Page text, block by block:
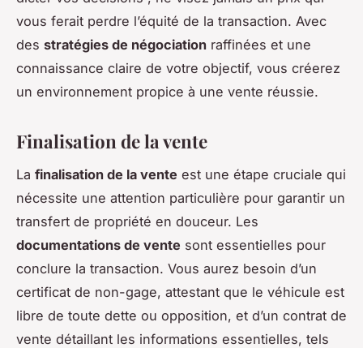
vous ferait perdre l’équité de la transaction. Avec
des stratégies de négociation raffinées et une
connaissance claire de votre objectif, vous créerez
un environnement propice à une vente réussie.
Finalisation de la vente
La finalisation de la vente est une étape cruciale qui
nécessite une attention particulière pour garantir un
transfert de propriété en douceur. Les
documentations de vente sont essentielles pour
conclure la transaction. Vous aurez besoin d’un
certificat de non-gage, attestant que le véhicule est
libre de toute dette ou opposition, et d’un contrat de
vente détaillant les informations essentielles, tels